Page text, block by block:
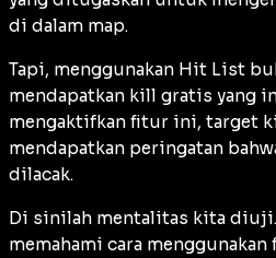
di dalam map.
Tapi, menggunakan Hit List
mendapatkan kill gratis yang
mengaktifkan fitur ini, target
mendapatkan peringatan
dilacak.
Di sinilah mentalitas kita
memahami cara